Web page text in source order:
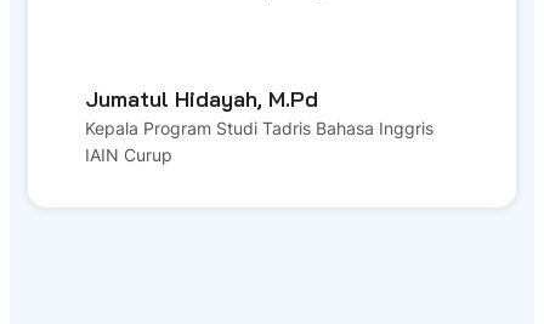
Jumatul Hidayah, M.Pd
Kepala Program Studi Tadris Bahasa Inggris
IAIN Curup